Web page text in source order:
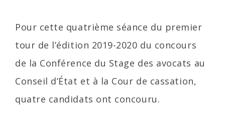
Pour cette quatrième séance du premier
tour de l’édition 2019-2020 du concours
de la Conférence du Stage des avocats au
Conseil d’État et à la Cour de cassation,
quatre candidats ont concouru.